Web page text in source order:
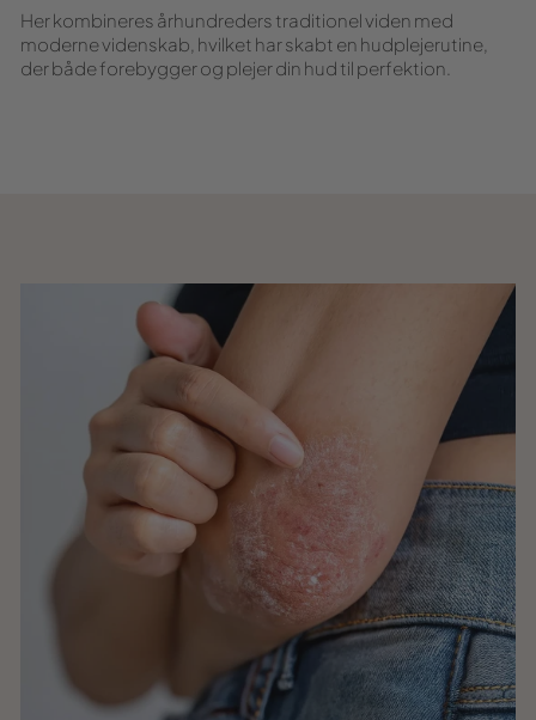
Her kombineres århundreders traditionel viden med
moderne videnskab, hvilket har skabt en hudplejerutine,
der både forebygger og plejer din hud til perfektion.